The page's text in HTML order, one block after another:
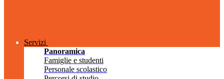
Servizi
Panoramica
Famiglie e studenti
Personale scolastico